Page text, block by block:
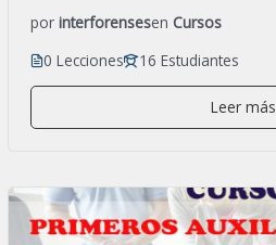
por interforensesen Cursos
0 Lecciones
16 Estudiantes
Leer más